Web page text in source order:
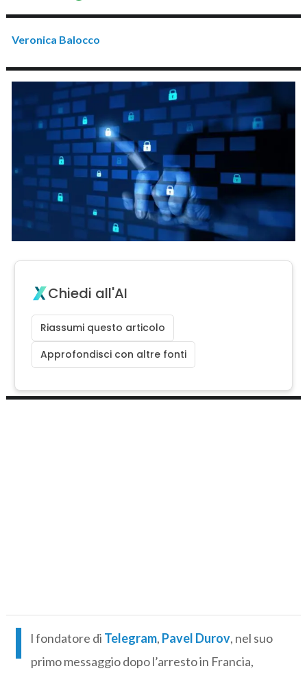
Veronica Balocco
Chiedi all'AI
Riassumi questo articolo
Approfondisci con altre fonti
I l fondatore di Telegram, Pavel Durov, nel suo
primo messaggio dopo l’arresto in Francia,